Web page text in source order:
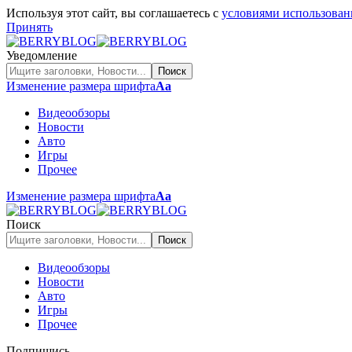
Используя этот сайт, вы соглашаетесь с условиями
Принять
Уведомление
Изменение размера шрифтаАа
Видеообзоры
Новости
Авто
Игры
Прочее
Изменение размера шрифтаАа
Поиск
Видеообзоры
Новости
Авто
Игры
Прочее